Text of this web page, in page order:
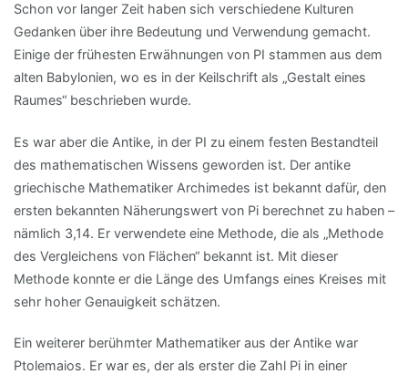
Schon vor langer Zeit haben sich verschiedene Kulturen
Gedanken über ihre Bedeutung und Verwendung gemacht.
Einige der frühesten Erwähnungen von PI stammen aus dem
alten Babylonien, wo es in der Keilschrift als „Gestalt eines
Raumes“ beschrieben wurde.
Es war aber die Antike, in der PI zu einem festen Bestandteil
des mathematischen Wissens geworden ist. Der antike
griechische Mathematiker Archimedes ist bekannt dafür, den
ersten bekannten Näherungswert von Pi berechnet zu haben –
nämlich 3,14. Er verwendete eine Methode, die als „Methode
des Vergleichens von Flächen“ bekannt ist. Mit dieser
Methode konnte er die Länge des Umfangs eines Kreises mit
sehr hoher Genauigkeit schätzen.
Ein weiterer berühmter Mathematiker aus der Antike war
Ptolemaios. Er war es, der als erster die Zahl Pi in einer